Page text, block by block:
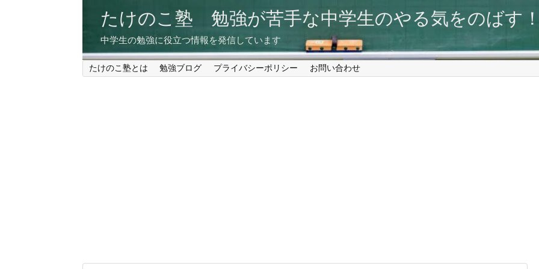
たけのこ塾 勉強が苦手な中学生のやる気をのば
中学生の勉強に役立つ情報を発信しています
たけのこ塾とは 勉強ブログ プライバシーポリシー お問い合わせ